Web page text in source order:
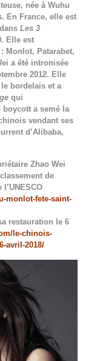
née à Wuhu
En France, elle est
Les 3
Elle est
Monlot, Patarabet,
a été intronisée
2012. Elle
bordelais et a
qui
a semé la
vendant ses
d’Alibaba,
Zhao Wei
de
monlot-fete-saint-
restauration le 6
le-chinois-
avril-2018/